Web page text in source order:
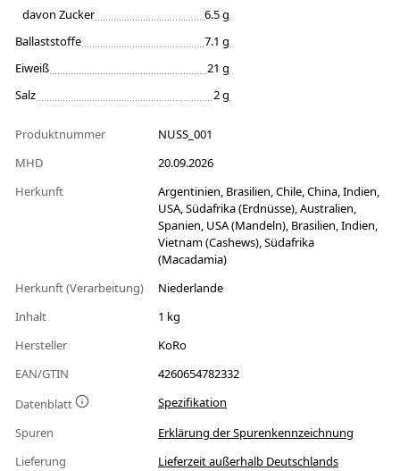
davon Zucker
6.5 g
Ballaststoffe
7.1 g
Eiweiß
21 g
Salz
2 g
Produktnummer
NUSS_001
MHD
20.09.2026
Herkunft
Argentinien, Brasilien, Chile, China, Indien,
USA, Südafrika (Erdnüsse), Australien,
Spanien, USA (Mandeln), Brasilien, Indien,
Vietnam (Cashews), Südafrika
(Macadamia)
Herkunft (Verarbeitung)
Niederlande
Inhalt
1 kg
Hersteller
KoRo
EAN/GTIN
4260654782332
Datenblatt
Spezifikation
Spuren
Erklärung der Spurenkennzeichnung
Lieferung
Lieferzeit außerhalb Deutschlands